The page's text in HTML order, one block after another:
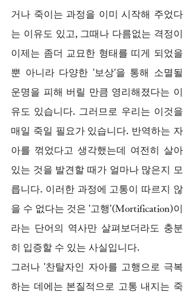
거나 죽이는 과정을 이미 시작해 주었다
는 이유도 있고, 그때나 다름없는 격정이
이제는 좀더 교묘한 형태를 띠게 되었을
뿐 아니라 다양한 '보상'을 통해 소멸될
운명을 피해 버릴 만큼 영리해졌다는 이
유도 있습니다. 그러므로 우리는 이것을
매일 죽일 필요가 있습니다. 반역하는 자
아를 꺾었다고 생각했는데 여전히 살아
있는 것을 발견할 때가 얼마나 많은지 모
릅니다. 이러한 과정에 고통이 따르지 않
을 수 없다는 것은 '고행'(Mortification)이
라는 단어의 역사만 살펴보더라도 충분
히 입증할 수 있는 사실입니다.
그러나 '찬탈자인 자아를 고행으로 극복
하는 데에는 본질적으로 고통 내지는 죽